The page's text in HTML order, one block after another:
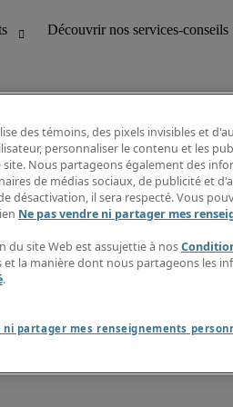
à la clientèle
Guide
sur l'esclavage moderne
des témoins, des pixels invisibles et
personnaliser le contenu et les
Nous partageons également des
de médias sociaux, de publicité et
désactivation, il sera respecté. Vous
Ne pas vendre ni partager mes
du site Web est assujettie à nos
et la manière dont nous partageons les
.
ni partager mes renseignements